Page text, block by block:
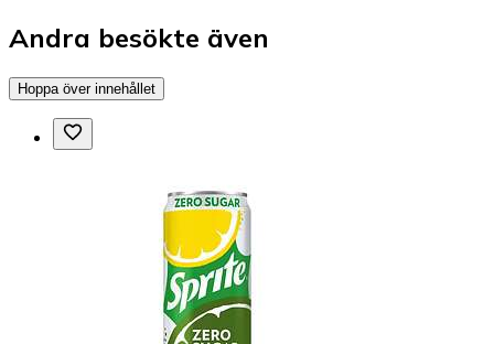
Andra besökte även
Hoppa över innehållet